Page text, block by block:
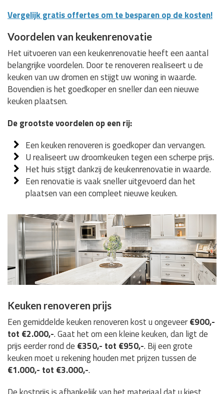
Vergelijk gratis offertes om te besparen op de kosten!
Voordelen van keukenrenovatie
Het uitvoeren van een keukenrenovatie heeft een aantal
belangrijke voordelen. Door te renoveren realiseert u de
keuken van uw dromen en stijgt uw woning in waarde.
Bovendien is het goedkoper en sneller dan een nieuwe
keuken plaatsen.
De grootste voordelen op een rij:
Een keuken renoveren is goedkoper dan vervangen.
U realiseert uw droomkeuken tegen een scherpe prijs.
Het huis stijgt dankzij de keukenrenovatie in waarde.
Een renovatie is vaak sneller uitgevoerd dan het
plaatsen van een compleet nieuwe keuken.
Keuken renoveren prijs
Een gemiddelde keuken renoveren kost u ongeveer€900,-
tot €2.000,-. Gaat het om een kleine keuken, dan ligt de
prijs eerder rond de €350,- tot €950,-. Bij een grote
keuken moet u rekening houden met prijzen tussen de
€1.000,- tot €3.000,-.